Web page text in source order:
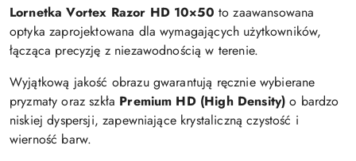
Lornetka Vortex Razor HD 10×50 to zaawansowana
optyka zaprojektowana dla wymagających użytkowników,
łącząca precyzję z niezawodnością w terenie.
Wyjątkową jakość obrazu gwarantują ręcznie wybierane
pryzmaty oraz szkła Premium HD (High Density) o bardzo
niskiej dyspersji, zapewniające krystaliczną czystość i
wierność barw.